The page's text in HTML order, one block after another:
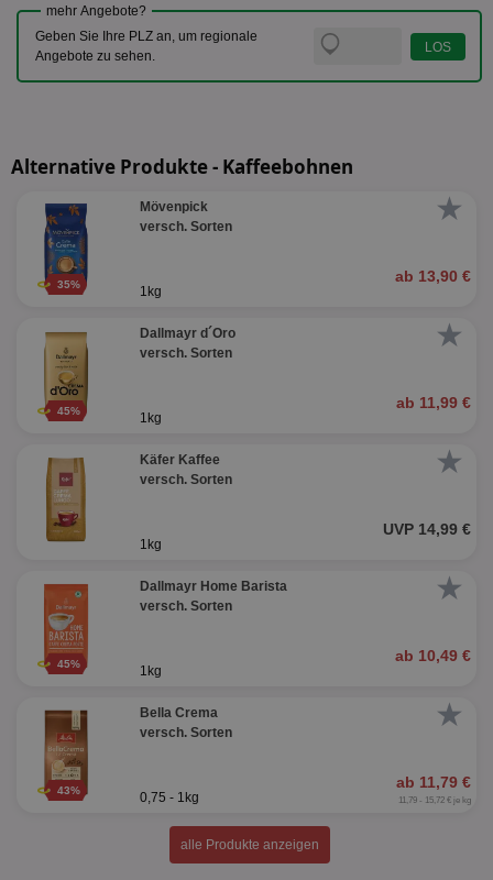
mehr Angebote?
Geben Sie Ihre PLZ an, um regionale
Angebote zu sehen.
Alternative Produkte - Kaffeebohnen
★
35%
Mövenpick
versch. Sorten
ab 13,90 €
1kg
★
45%
Dallmayr d´Oro
versch. Sorten
ab 11,99 €
1kg
★
Käfer Kaffee
versch. Sorten
UVP 14,99 €
1kg
★
45%
Dallmayr Home Barista
versch. Sorten
ab 10,49 €
1kg
★
43%
Bella Crema
versch. Sorten
ab 11,79 €
0,75 - 1kg 11,79 - 15,72 € je kg
alle Produkte anzeigen